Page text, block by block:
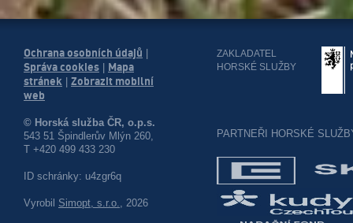
Ochrana osobních údajů
Správa cookies
Mapa
stránek
Zobrazit mobilní
web
© Horská služba ČR, o.p.s.
543 51 Špindlerův Mlýn 260,
T +420 499 433 230
ID schránky: u4zgr6q
Vyrobil Simopt, s.r.o., 2026
ZAKLADATEL
HORSKÉ SLUŽBY
PARTNEŘI HORSKÉ